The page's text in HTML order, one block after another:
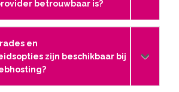
betrouwbaar is?
en
zijn beschikbaar bij